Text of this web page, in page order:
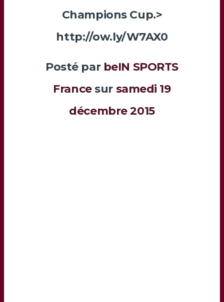
Champions Cup.>
http://ow.ly/W7AX0
Posté par beIN SPORTS
Francesur samedi 19
décembre 2015